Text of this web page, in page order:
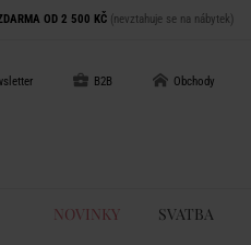
OD 2 500 KČ (nevztahuje se na nábytek)
B2B Obchody
NOVINKY SVATBA